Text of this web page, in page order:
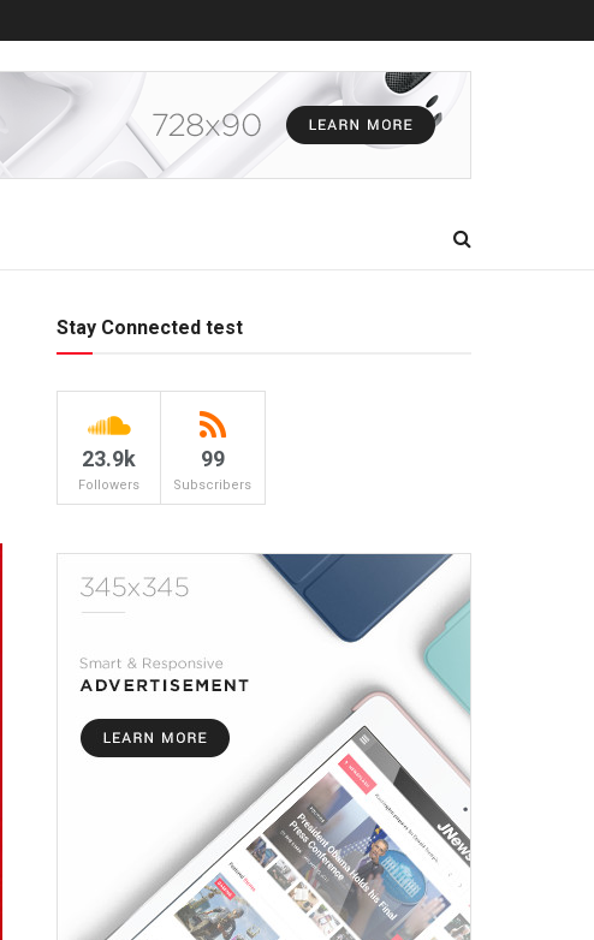
Stay Connected test
23.9k
Followers
99
Subscribers